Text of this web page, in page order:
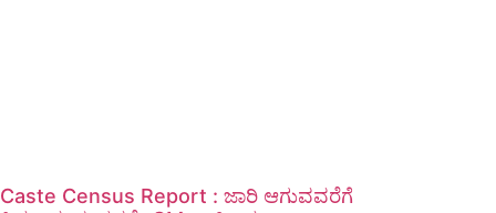
Caste Census Report : ಜಾರಿ ಆಗುವವರೆಗೆ